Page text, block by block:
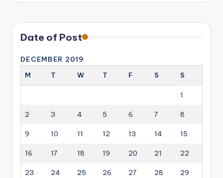
Date of Post
DECEMBER 2019
M
T W T F S S
1
2 3 4 5 6 7 8
9 10 11 12 13 14 15
16 17 18 19 20 21 22
23 24 25 26 27 28 29